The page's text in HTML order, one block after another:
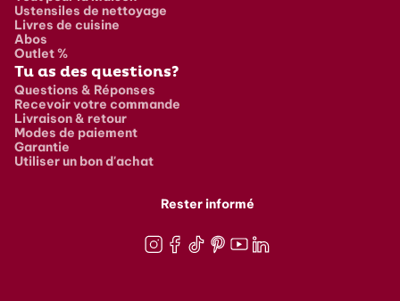
Ustensiles de nettoyage
Livres de cuisine
Abos
Outlet %
Tu as des questions?
Questions & Réponses
Recevoir votre commande
Livraison & retour
Modes de paiement
Garantie
Utiliser un bon d'achat
Rester informé